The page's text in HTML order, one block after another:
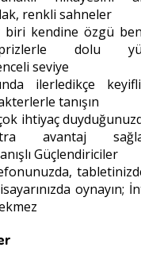
renkli sahneler
biri kendine özgü
dolu
seviye
ilerledikçe
tanışın
ihtiyaç
avantaj
Güçlendiriciler
oynayın;